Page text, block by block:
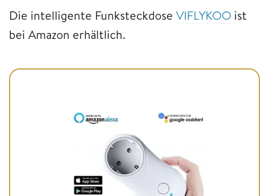
Die intelligente Funksteckdose VIFLYKOO ist
bei Amazon erhältlich.